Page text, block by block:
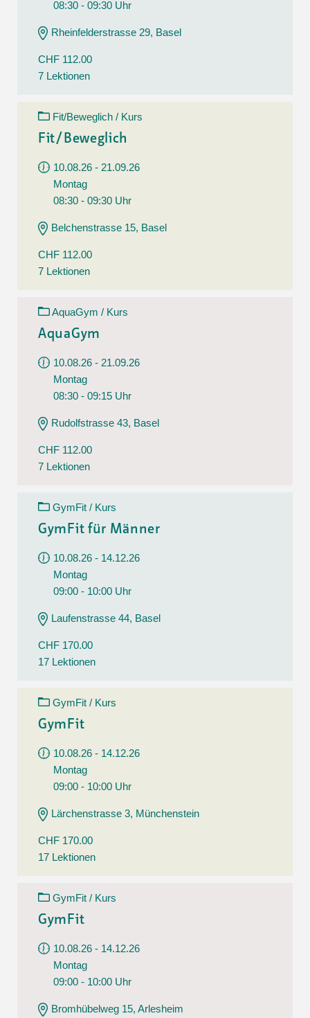
08:30 - 09:30 Uhr
Rheinfelderstrasse 29, Basel
CHF 112.00
7 Lektionen
Fit/Beweglich / Kurs
Fit/Beweglich
10.08.26 - 21.09.26
Montag
08:30 - 09:30 Uhr
Belchenstrasse 15, Basel
CHF 112.00
7 Lektionen
AquaGym / Kurs
AquaGym
10.08.26 - 21.09.26
Montag
08:30 - 09:15 Uhr
Rudolfstrasse 43, Basel
CHF 112.00
7 Lektionen
GymFit / Kurs
GymFit für Männer
10.08.26 - 14.12.26
Montag
09:00 - 10:00 Uhr
Laufenstrasse 44, Basel
CHF 170.00
17 Lektionen
GymFit / Kurs
GymFit
10.08.26 - 14.12.26
Montag
09:00 - 10:00 Uhr
Lärchenstrasse 3, Münchenstein
CHF 170.00
17 Lektionen
GymFit / Kurs
GymFit
10.08.26 - 14.12.26
Montag
09:00 - 10:00 Uhr
Bromhübelweg 15, Arlesheim